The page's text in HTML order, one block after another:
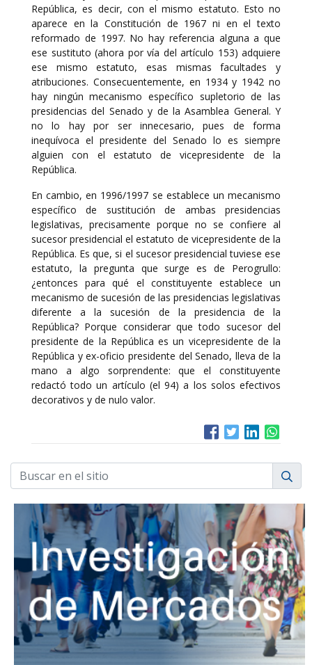
República, es decir, con el mismo estatuto. Esto no
aparece en la Constitución de 1967 ni en el texto
reformado de 1997. No hay referencia alguna a que
ese sustituto (ahora por vía del artículo 153) adquiere
ese mismo estatuto, esas mismas facultades y
atribuciones. Consecuentemente, en 1934 y 1942 no
hay ningún mecanismo específico supletorio de las
presidencias del Senado y de la Asamblea General. Y
no lo hay por ser innecesario, pues de forma
inequívoca el presidente del Senado lo es siempre
alguien con el estatuto de vicepresidente de la
República.
En cambio, en 1996/1997 se establece un mecanismo
específico de sustitución de ambas presidencias
legislativas, precisamente porque no se confiere al
sucesor presidencial el estatuto de vicepresidente de la
República. Es que, si el sucesor presidencial tuviese ese
estatuto, la pregunta que surge es de Perogrullo:
¿entonces para qué el constituyente establece un
mecanismo de sucesión de las presidencias legislativas
diferente a la sucesión de la presidencia de la
República? Porque considerar que todo sucesor del
presidente de la República es un vicepresidente de la
República y ex-oficio presidente del Senado, lleva de la
mano a algo sorprendente: que el constituyente
redactó todo un artículo (el 94) a los solos efectivos
decorativos y de nulo valor.